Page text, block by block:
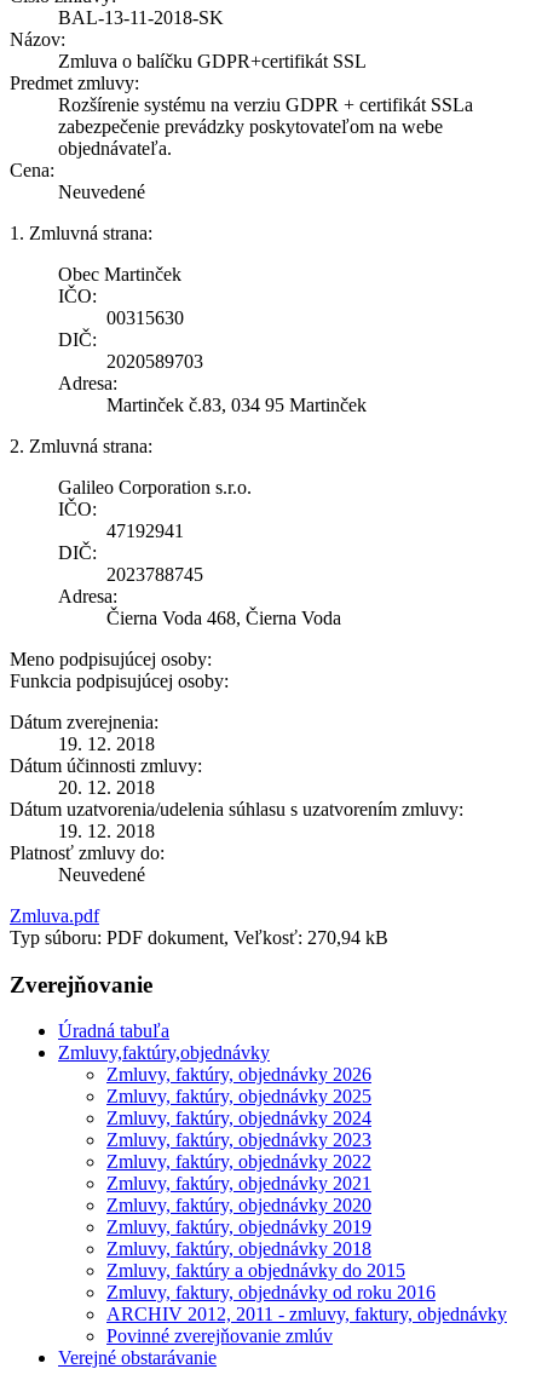
BAL-13-11-2018-SK
Názov:
Zmluva o balíčku GDPR+certifikát SSL
Predmet zmluvy:
Rozšírenie systému na verziu GDPR + certifikát SSLa
zabezpečenie prevádzky poskytovateľom na webe
objednávateľa.
Cena:
Neuvedené
1. Zmluvná strana:
Obec Martinček
IČO:
00315630
DIČ:
2020589703
Adresa:
Martinček č.83, 034 95 Martinček
2. Zmluvná strana:
Galileo Corporation s.r.o.
IČO:
47192941
DIČ:
2023788745
Adresa:
Čierna Voda 468, Čierna Voda
Meno podpisujúcej osoby:
Funkcia podpisujúcej osoby:
Dátum zverejnenia:
19. 12. 2018
Dátum účinnosti zmluvy:
20. 12. 2018
Dátum uzatvorenia/udelenia súhlasu s uzatvorením zmluvy:
19. 12. 2018
Platnosť zmluvy do:
Neuvedené
Zmluva.pdf
Typ súboru: PDF dokument, Veľkosť: 270,94 kB
Zverejňovanie
Úradná tabuľa
Zmluvy,faktúry,objednávky
Zmluvy, faktúry, objednávky 2026
Zmluvy, faktúry, objednávky 2025
Zmluvy, faktúry, objednávky 2024
Zmluvy, faktúry, objednávky 2023
Zmluvy, faktúry, objednávky 2022
Zmluvy, faktúry, objednávky 2021
Zmluvy, faktúry, objednávky 2020
Zmluvy, faktúry, objednávky 2019
Zmluvy, faktúry, objednávky 2018
Zmluvy, faktúry a objednávky do 2015
Zmluvy, faktury, objednávky od roku 2016
ARCHIV 2012, 2011 - zmluvy, faktury, objednávky
Povinné zverejňovanie zmlúv
Verejné obstarávanie